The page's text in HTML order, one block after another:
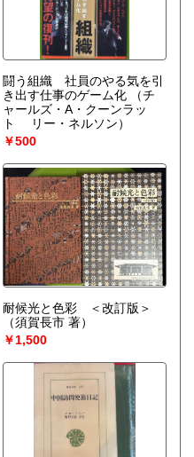
カルチャー、古書一般（そ
闘う組織 社員のやる気を引
き出す仕事のゲーム化
（チ
ャールズ・A・クーンラッ
ト リー・ネルソン）
￥500
耐候光と色彩 ＜改訂版＞
（須賀長市 著）
￥1,500